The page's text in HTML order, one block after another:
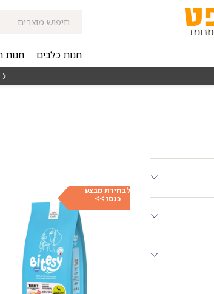
חנות כלבים חנות
לבחירת מבצע
כנסו >>